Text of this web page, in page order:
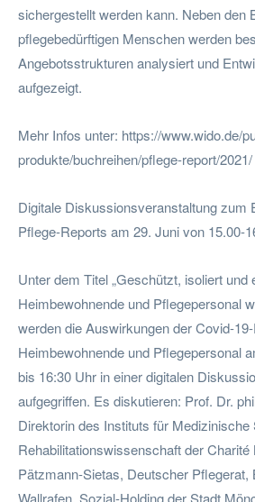
sichergestellt werden kann. Neben den
pflegebedürftigen Menschen werden
Angebotsstrukturen analysiert und
aufgezeigt.
Mehr Infos unter: https://www.wido.de/
produkte/buchreihen/pflege-report/2021/
Digitale Diskussionsveranstaltung zum
Pflege-Reports am 29. Juni von 15.00-
Unter dem Titel „Geschützt, isoliert und
Heimbewohnende und Pflegepersonal
werden die Auswirkungen der Covid-
Heimbewohnende und Pflegepersonal
bis 16:30 Uhr in einer digitalen
aufgegriffen. Es diskutieren: Prof. Dr.
Direktorin des Instituts für Medizinische
Rehabilitationswissenschaft der Charité
Pätzmann-Sietas, Deutscher Pflegerat,
Wallrafen, Sozial-Holding der Stadt